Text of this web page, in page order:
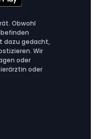
Obwohl
dazu gedacht,
Wir
oder
oder